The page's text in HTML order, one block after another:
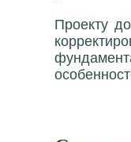
Проекту